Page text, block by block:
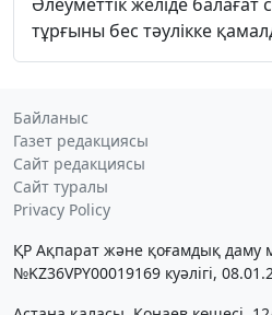
тұрғыны бес тәулікке
Байланыс
Газет редакциясы
Сайт редакциясы
Сайт туралы
Privacy Policy
ҚР Ақпарат және қоғамдық даму
№KZ36VPY00019169 куәлігі,